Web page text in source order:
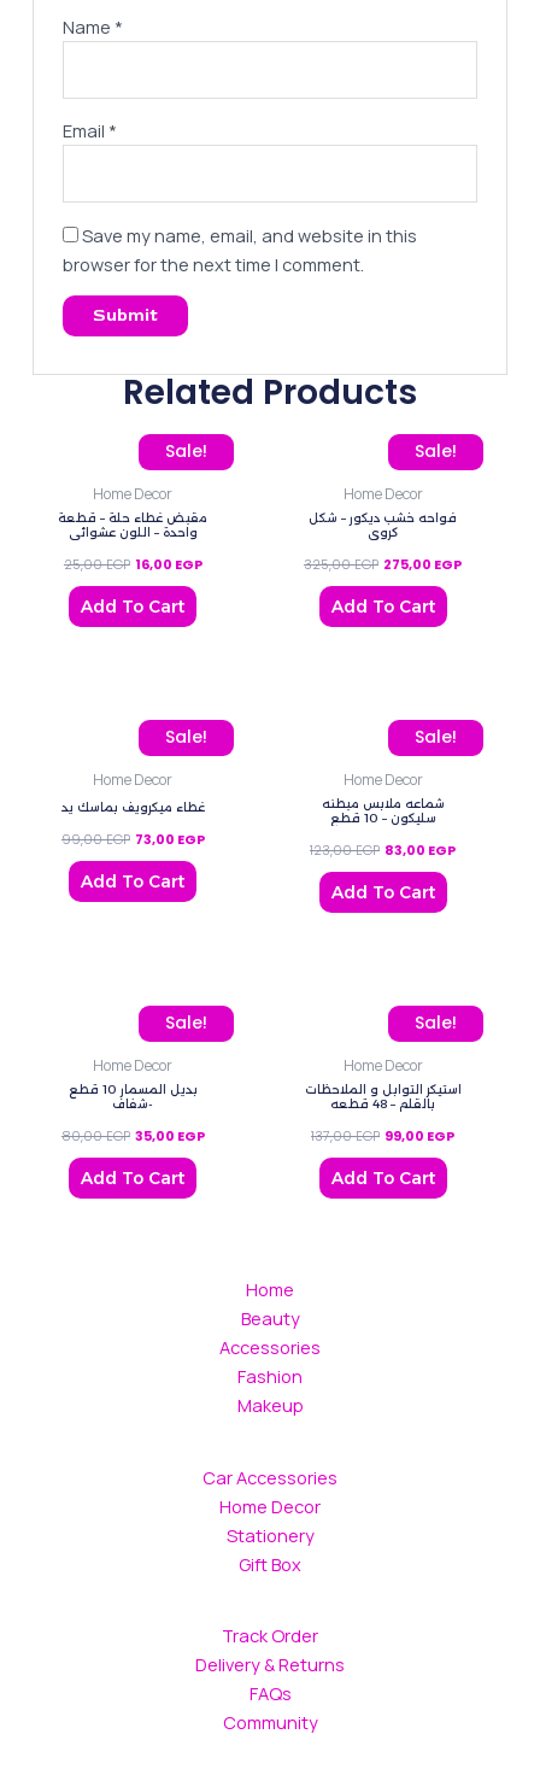
Name *
Email *
Save my name, email, and website in this
browser for the next time I comment.
Related Products
Sale!
Home Decor
مقبض غطاء حلة – قطعة
واحدة – اللون عشوائي
25,00EGP
Original price was: 25,00 EGP.
16,00 EGP
Current price is: 16,00 EGP.
Add To Cart
Sale!
Home Decor
فواحه خشب ديكور – شكل
كروي
325,00EGP
Original price was:
275,00 EGP
Current
Add To Cart
Sale!
Home Decor
غطاء ميكرويف بماسك يد
99,00EGP
Original price was: 99,00 EGP.
73,00 EGP
Current price is: 73,00 EGP.
Add To Cart
Sale!
Home Decor
شماعه ملابس مبطنه
سليكون – 10 قطع
123,00EGP
Original price was:
83,00 EGP
Current price
Add To Cart
Sale!
Home Decor
بديل المسمار 10 قطع
-شفاف
80,00EGP
Original price was: 80,00 EGP.
35,00 EGP
Current price is: 35,00 EGP.
Add To Cart
Sale!
Home Decor
استيكر التوابل و الملاحظات
بالقلم – 48 قطعه
137,00EGP
Original price was:
99,00 EGP
Current price
Add To Cart
Home
Beauty
Accessories
Fashion
Makeup
Car Accessories
Home Decor
Stationery
Gift Box
Track Order
Delivery & Returns
FAQs
Community